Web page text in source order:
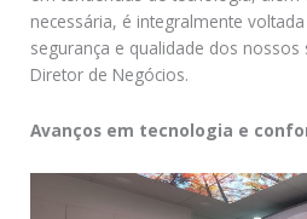
necessária, é integralmente
segurança e qualidade dos nossos
Diretor de Negócios.
Avanços em tecnologia e